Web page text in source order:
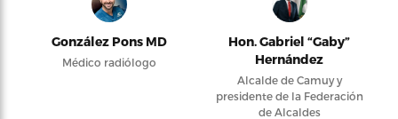
González Pons MD
Médico radiólogo
Hon. Gabriel “Gaby”
Hernández
Alcalde de Camuy y
presidente de la Federación
de Alcaldes